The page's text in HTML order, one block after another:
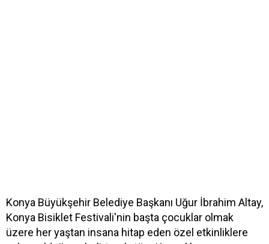
Konya Büyükşehir Belediye Başkanı Uğur İbrahim Altay,
Konya Bisiklet Festivali'nin başta çocuklar olmak
üzere her yaştan insana hitap eden özel etkinliklere